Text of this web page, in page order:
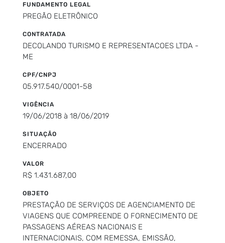
FUNDAMENTO LEGAL
PREGÃO ELETRÔNICO
CONTRATADA
DECOLANDO TURISMO E REPRESENTACOES LTDA -
ME
CPF/CNPJ
05.917.540/0001-58
VIGÊNCIA
19/06/2018 à 18/06/2019
SITUAÇÃO
ENCERRADO
VALOR
R$ 1.431.687,00
OBJETO
PRESTAÇÃO DE SERVIÇOS DE AGENCIAMENTO DE
VIAGENS QUE COMPREENDE O FORNECIMENTO DE
PASSAGENS AÉREAS NACIONAIS E
INTERNACIONAIS, COM REMESSA, EMISSÃO,